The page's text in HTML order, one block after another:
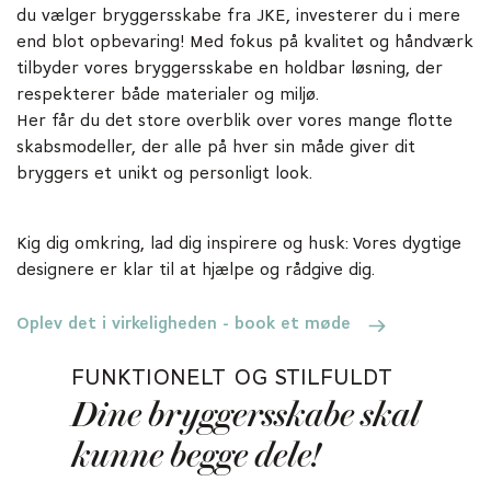
du vælger bryggersskabe fra JKE, investerer du i mere
end blot opbevaring! Med fokus på kvalitet og håndværk
tilbyder vores bryggersskabe en holdbar løsning, der
respekterer både materialer og miljø.
Her får du det store overblik over vores mange flotte
skabsmodeller, der alle på hver sin måde giver dit
bryggers et unikt og personligt look.
Kig dig omkring, lad dig inspirere og husk: Vores dygtige
designere er klar til at hjælpe og rådgive dig.
Oplev det i virkeligheden - book et møde
FUNKTIONELT OG STILFULDT
Dine bryggersskabe skal
kunne begge dele!